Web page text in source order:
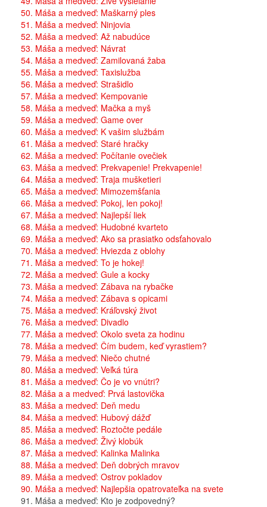
50. Máša a medveď: Maškarný ples
51. Máša a medveď: Ninjovia
52. Máša a medveď: Až nabudúce
53. Máša a medveď: Návrat
54. Máša a medveď: Zamilovaná žaba
55. Máša a medveď: Taxislužba
56. Máša a medveď: Strašidlo
57. Máša a medveď: Kempovanie
58. Máša a medveď: Mačka a myš
59. Máša a medveď: Game over
60. Máša a medveď: K vašim službám
61. Máša a medveď: Staré hračky
62. Máša a medveď: Počítanie ovečiek
63. Máša a medveď: Prekvapenie! Prekvapenie!
64. Máša a medveď: Traja mušketieri
65. Máša a medveď: Mimozemšťania
66. Máša a medveď: Pokoj, len pokoj!
67. Máša a medveď: Najlepší liek
68. Máša a medveď: Hudobné kvarteto
69. Máša a medveď: Ako sa prasiatko odsťahovalo
70. Máša a medveď: Hviezda z oblohy
71. Máša a medveď: To je hokej!
72. Máša a medveď: Gule a kocky
73. Máša a medveď: Zábava na rybačke
74. Máša a medveď: Zábava s opicami
75. Máša a medveď: Kráľovský život
76. Máša a medveď: Divadlo
77. Máša a medveď: Okolo sveta za hodinu
78. Máša a medveď: Čím budem, keď vyrastiem?
79. Máša a medveď: Niečo chutné
80. Máša a medveď: Veľká túra
81. Máša a medveď: Čo je vo vnútri?
82. Máša a a medveď: Prvá lastovička
83. Máša a medveď: Deň medu
84. Máša a medveď: Hubový dážď
85. Máša a medveď: Roztočte pedále
86. Máša a medveď: Živý klobúk
87. Máša a medveď: Kalinka Malinka
88. Máša a medveď: Deň dobrých mravov
89. Máša a medveď: Ostrov pokladov
90. Máša a medveď: Najlepšia opatrovateľka na svete
91. Máša a medveď: Kto je zodpovedný?